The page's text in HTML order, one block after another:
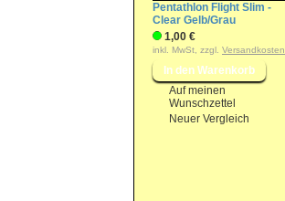
Pentathlon Flight Slim -
Clear Gelb/Grau
1,00 €
inkl. MwSt, zzgl. Versandkosten
Auf meinen
Wunschzettel
Neuer Vergleich